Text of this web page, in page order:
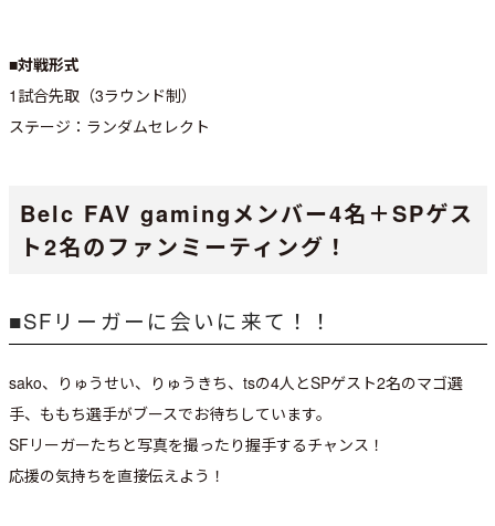
■対戦形式
1試合先取（3ラウンド制）
ステージ：ランダムセレクト
Belc FAV gamingメンバー4名＋SPゲス
ト2名のファンミーティング！
■SFリーガーに会いに来て！！
sako、りゅうせい、りゅうきち、tsの4人とSPゲスト2名のマゴ選
手、ももち選手がブースでお待ちしています。
SFリーガーたちと写真を撮ったり握手するチャンス！
応援の気持ちを直接伝えよう！